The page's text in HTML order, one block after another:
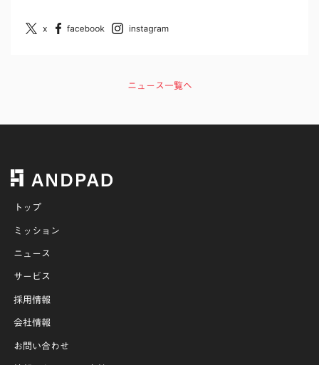
ニュース一覧へ
トップ
ミッション
ニュース
サービス
採用情報
会社情報
お問い合わせ